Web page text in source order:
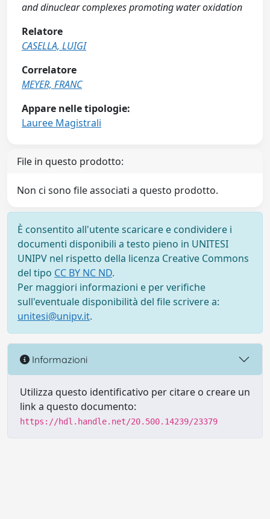
and dinuclear complexes promoting water oxidation
Relatore
CASELLA, LUIGI
Correlatore
MEYER, FRANC
Appare nelle tipologie:
Lauree Magistrali
File in questo prodotto:
Non ci sono file associati a questo prodotto.
È consentito all'utente scaricare e condividere i
documenti disponibili a testo pieno in UNITESI
UNIPV nel rispetto della licenza Creative Commons
del tipo CC BY NC ND.
Per maggiori informazioni e per verifiche
sull'eventuale disponibilità del file scrivere a:
unitesi@unipv.it.
Informazioni
Utilizza questo identificativo per citare o creare un
link a questo documento:
https://hdl.handle.net/20.500.14239/23379